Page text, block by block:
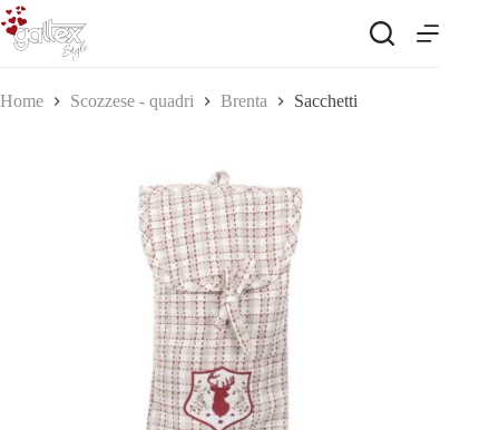
Salta
al
contenuto
Home Scozzese - quadri Brenta Sacchetti